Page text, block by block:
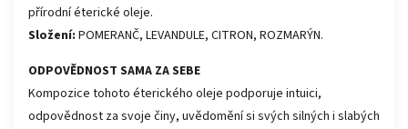
přírodní éterické oleje.
Složení: POMERANČ, LEVANDULE, CITRON, ROZMARÝN.
ODPOVĚDNOST SAMA ZA SEBE
Kompozice tohoto éterického oleje podporuje intuici,
odpovědnost za svoje činy, uvědomění si svých silných i slabých